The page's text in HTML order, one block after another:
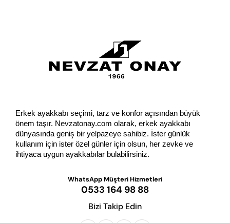
Erkek ayakkabı seçimi, tarz ve konfor açısından büyük
önem taşır. Nevzatonay.com olarak, erkek ayakkabı
dünyasında geniş bir yelpazeye sahibiz. İster günlük
kullanım için ister özel günler için olsun, her zevke ve
ihtiyaca uygun ayakkabılar bulabilirsiniz.
WhatsApp Müşteri Hizmetleri
0533 164 98 88
Bizi Takip Edin